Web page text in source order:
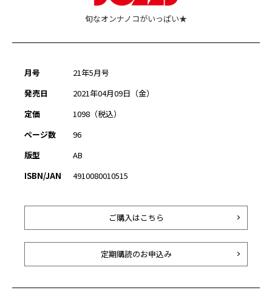
旬なオンナノコがいっぱい★
月号
21年5月号
発売日
2021年04月09日（金）
定価
1098（税込）
ページ数
96
版型
AB
ISBN/JAN
4910080010515
ご購入はこちら
定期購読のお申込み